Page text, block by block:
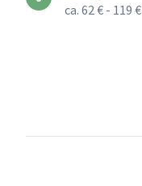
ca. 62 € - 119 €